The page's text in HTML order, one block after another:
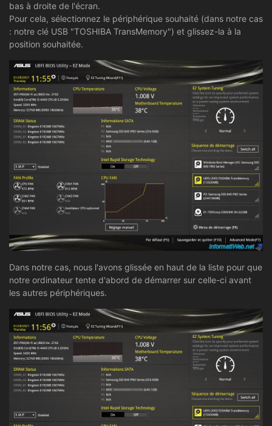
bas à droite de l'écran.
Pour cela, sélectionnez le périphérique souhaité (dans notre cas
: notre clé USB "TOSHIBA TransMemory") et glissez-la à la
position souhaitée.
Dans notre cas, nous l'avons glissée en haut de la liste pour que
notre ordinateur tente d'abord de démarrer sur celle-ci avant
les autres périphériques.